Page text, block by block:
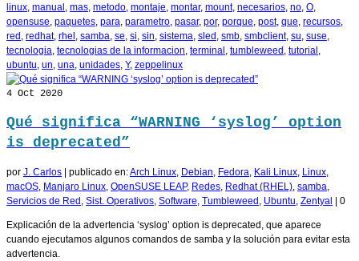
linux manual mas metodo montaje montar, mount, necesarios no O
opensuse paquetes para parametro pasar, por, porque post, que recursos
red redhat, rhel samba se si sin sistema sled smb smbclient, su suse
tecnologia tecnologias de la informacion terminal tumbleweed tutorial
ubuntu un una unidades Y, zeppelinux
4 Oct 2020
Qué significa “WARNING ‘syslog’ option
is deprecated”
por J. Carlos | publicado en:Arch Linux Debian Fedora Kali Linux Linux
macOS Manjaro Linux OpenSUSE LEAP, Redes Redhat (RHEL) samba
Servicios de Red Sist. Operativos Software Tumbleweed Ubuntu Zentyal | 0
Explicación de la advertencia ‘syslog’ option is deprecated, que aparece
cuando ejecutamos algunos comandos de samba y la solución para evitar esta
advertencia.